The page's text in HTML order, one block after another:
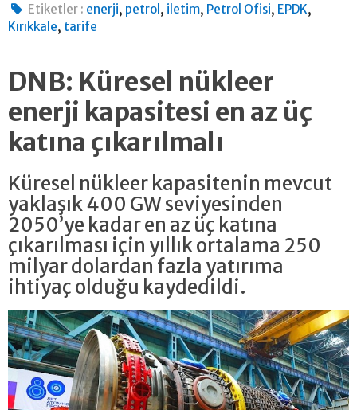
Etiketler : enerji, petrol , iletim, Petrol Ofisi, EPDK,
Kırıkkale, tarife
DNB: Küresel nükleer
enerji kapasitesi en az üç
katına çıkarılmalı
Küresel nükleer kapasitenin mevcut
yaklaşık 400 GW seviyesinden
2050’ye kadar en az üç katına
çıkarılması için yıllık ortalama 250
milyar dolardan fazla yatırıma
ihtiyaç olduğu kaydedildi.